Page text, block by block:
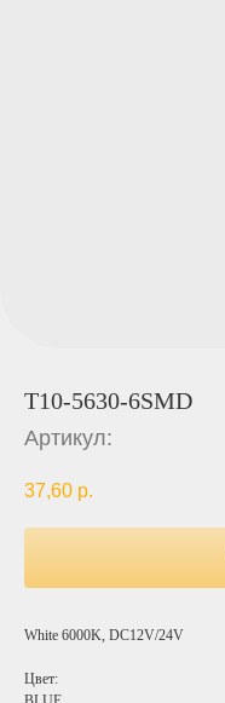
T10-5630-6SMD
Артикул:
37,60 р.
White 6000K, DC12V/24V
Цвет: